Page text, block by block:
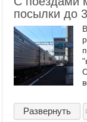
посылки до
Развернуть